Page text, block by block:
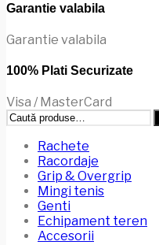
Garantie valabila
Garantie valabila
100% Plati Securizate
Visa / MasterCard
Caută
după:
Rachete
Racordaje
Grip & Overgrip
Mingi tenis
Genti
Echipament teren
Accesorii